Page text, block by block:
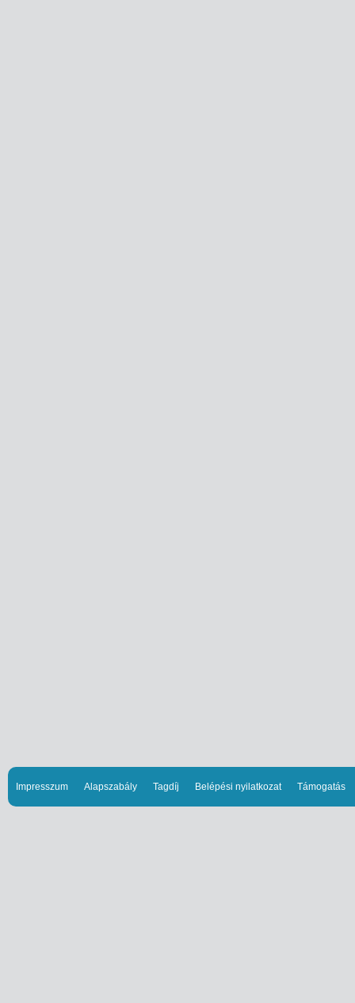
Impresszum Alapszabály Tagdíj Belépési nyilatkozat Támogatás